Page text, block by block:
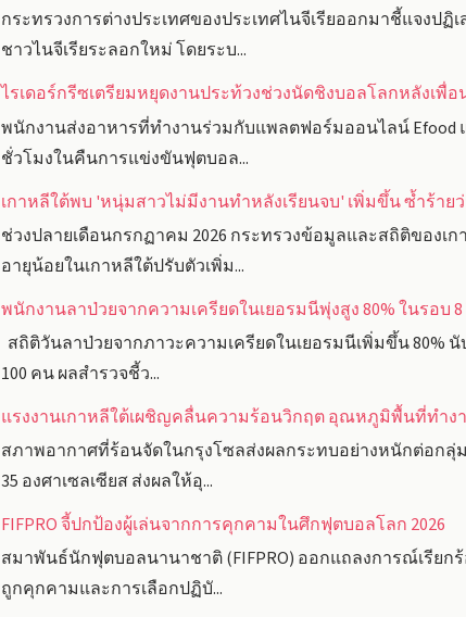
กระทรวงการต่างประเทศของประเทศไนจีเรียออกมาชี้แจงป
ชาวไนจีเรียระลอกใหม่ โดยระบ...
ไรเดอร์กรีซเตรียมหยุดงานประท้วงช่วงนัดชิงบอลโลกหลังเพื่อ
พนักงานส่งอาหารที่ทำงานร่วมกับแพลตฟอร์มออนไลน์ Efood
ชั่วโมงในคืนการแข่งขันฟุตบอล...
เกาหลีใต้พบ 'หนุ่มสาวไม่มีงานทำหลังเรียนจบ' เพิ่มขึ้น ซ้ำร้าย
ช่วงปลายเดือนกรกฏาคม 2026 กระทรวงข้อมูลและสถิติของเ
อายุน้อยในเกาหลีใต้ปรับตัวเพิ่ม...
พนักงานลาป่วยจากความเครียดในเยอรมนีพุ่งสูง 80% ในรอบ 8
สถิติวันลาป่วยจากภาวะความเครียดในเยอรมนีเพิ่มขึ้น 80%
100 คน ผลสำรวจชี้ว...
แรงงานเกาหลีใต้เผชิญคลื่นความร้อนวิกฤต อุณหภูมิพื้นที่ทำงา
สภาพอากาศที่ร้อนจัดในกรุงโซลส่งผลกระทบอย่างหนักต่อก
35 องศาเซลเซียส ส่งผลให้อุ...
FIFPRO จี้ปกป้องผู้เล่นจากการคุกคามในศึกฟุตบอลโลก 2026
สมาพันธ์นักฟุตบอลนานาชาติ (FIFPRO) ออกแถลงการณ์เรีย
ถูกคุกคามและการเลือกปฏิบั...